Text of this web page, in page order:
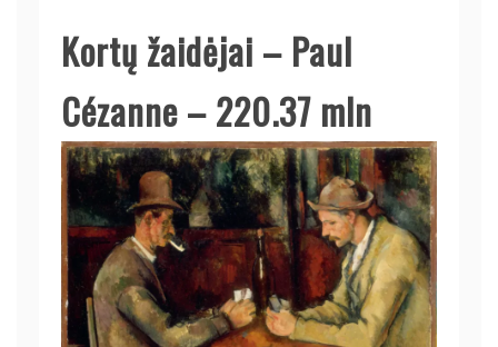
Kortų žaidėjai – Paul
Cézanne – 220.37 mln